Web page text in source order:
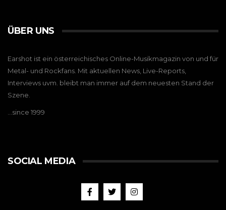
ÜBER UNS
Earshot ist ein österreichisches Online-Musikmagazin von und für
Metal- und Rockfans. Mit aktuellen News, Live-Reports,
Interviews uvm. bleibt man immer auf dem neuesten Stand der
Szene.
…since 1999
SOCIAL MEDIA